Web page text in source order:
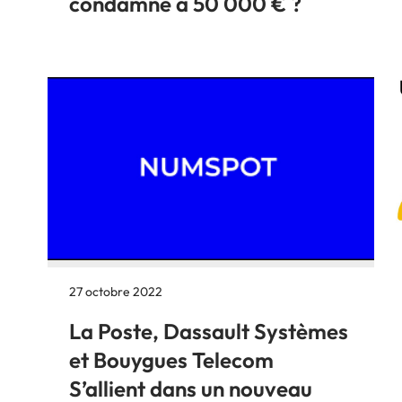
27 octobre 2022
La Poste, Dassault Systèmes
et Bouygues Telecom
S’allient dans un nouveau